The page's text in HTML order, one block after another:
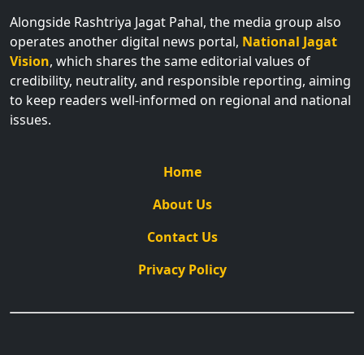
Alongside Rashtriya Jagat Pahal, the media group also
operates another digital news portal, National Jagat
Vision, which shares the same editorial values of
credibility, neutrality, and responsible reporting, aiming
to keep readers well-informed on regional and national
issues.
Home
About Us
Contact Us
Privacy Policy